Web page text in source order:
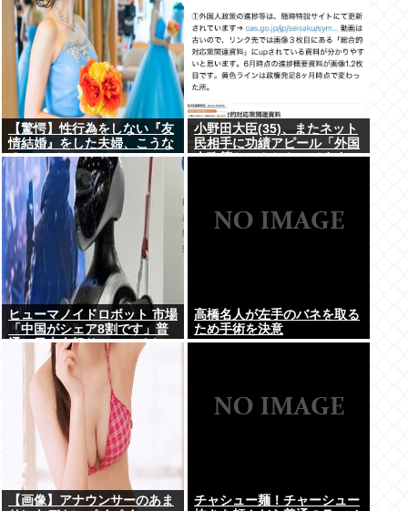
【驚愕】性行為をしない『友
情結婚』をした夫婦、こうな
る⇒･･･！！！
小野田大臣(35)、またネット
民相手に功績アピール「外国
人政策ちゃんとやってます」
ヒューマノイドロボット 市場
「中国がシェア8割です」普
通の日本人怒りのフェイクニ
ュース認定へ…
高橋名人が左手のバネを取る
ため手術を決意
【画像】アナウンサーのあま
チャシュー麺！チャーシュー